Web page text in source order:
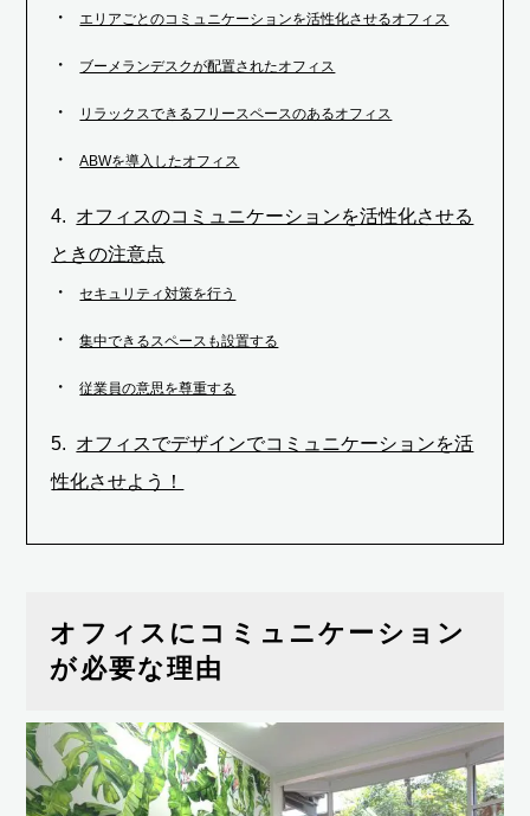
エリアごとのコミュニケーションを活性化させるオフィス
ブーメランデスクが配置されたオフィス
リラックスできるフリースペースのあるオフィス
ABWを導入したオフィス
オフィスのコミュニケーションを活性化させる
ときの注意点
セキュリティ対策を行う
集中できるスペースも設置する
従業員の意思を尊重する
オフィスでデザインでコミュニケーションを活
性化させよう！
オフィスにコミュニケーション
が必要な理由